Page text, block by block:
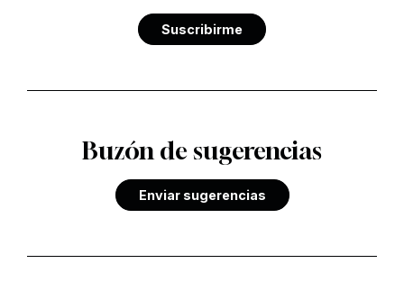
Suscribirme
Buzón de sugerencias
Enviar sugerencias